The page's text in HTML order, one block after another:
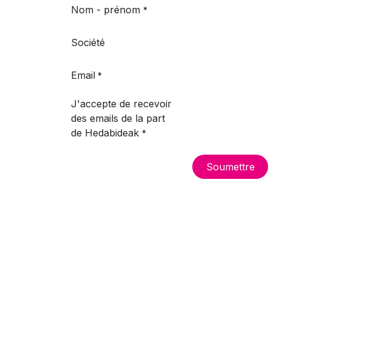
Nom - prénom *
Société
Email *
J'accepte de recevoir
des emails de la part
de Hedabideak *
S​​​​oumettre